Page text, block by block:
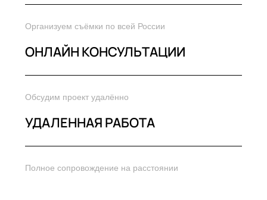
Организуем съёмки по всей России
ОНЛАЙН КОНСУЛЬТАЦИИ
Обсудим проект удалённо
УДАЛЕННАЯ РАБОТА
Полное сопровождение на расстоянии